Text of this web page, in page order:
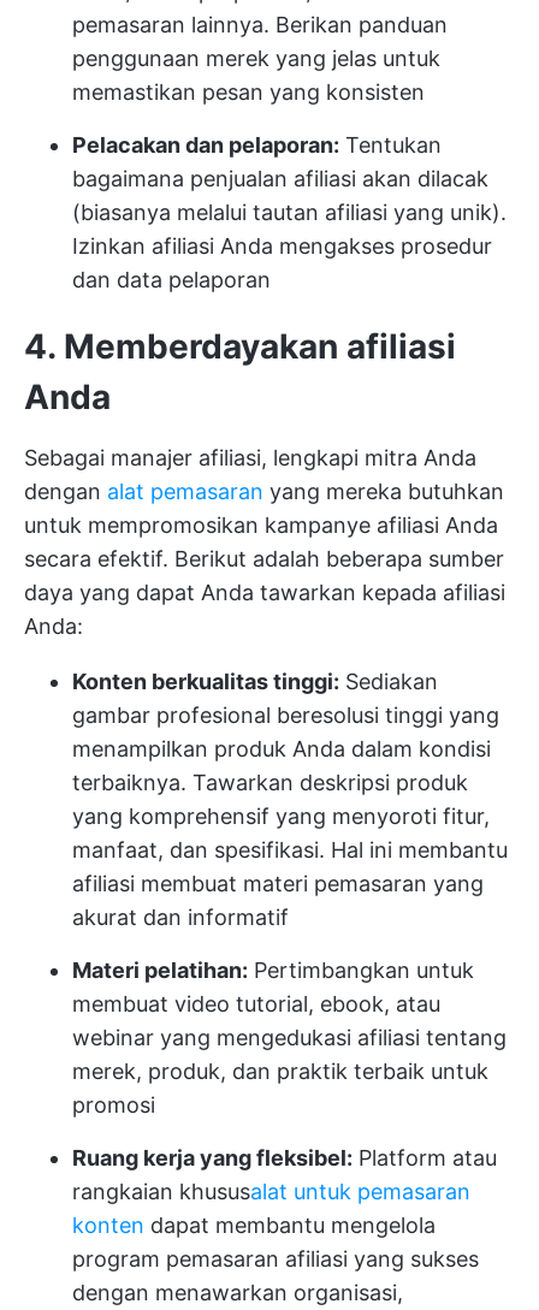
pemasaran lainnya. Berikan panduan
penggunaan merek yang jelas untuk
memastikan pesan yang konsisten
Pelacakan dan pelaporan: Tentukan
bagaimana penjualan afiliasi akan dilacak
(biasanya melalui tautan afiliasi yang unik).
Izinkan afiliasi Anda mengakses prosedur
dan data pelaporan
4. Memberdayakan afiliasi
Anda
Sebagai manajer afiliasi, lengkapi mitra Anda
dengan alat pemasaran yang mereka butuhkan
untuk mempromosikan kampanye afiliasi Anda
secara efektif. Berikut adalah beberapa sumber
daya yang dapat Anda tawarkan kepada afiliasi
Anda:
Konten berkualitas tinggi: Sediakan
gambar profesional beresolusi tinggi yang
menampilkan produk Anda dalam kondisi
terbaiknya. Tawarkan deskripsi produk
yang komprehensif yang menyoroti fitur,
manfaat, dan spesifikasi. Hal ini membantu
afiliasi membuat materi pemasaran yang
akurat dan informatif
Materi pelatihan: Pertimbangkan untuk
membuat video tutorial, ebook, atau
webinar yang mengedukasi afiliasi tentang
merek, produk, dan praktik terbaik untuk
promosi
Ruang kerja yang fleksibel: Platform atau
rangkaian khususalat untuk pemasaran
konten dapat membantu mengelola
program pemasaran afiliasi yang sukses
dengan menawarkan organisasi,